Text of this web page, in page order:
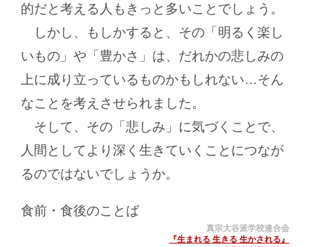
的だと考える人もきっと多いことでしょう。
しかし、もしかすると、その「明るく楽し
いもの」や「豊かさ」は、だれかの悲しみの
上に成り立っているものかもしれない…そん
なことを考えさせられました。
そして、その「悲しみ」に気づくことで、
人間としてより深く生きていくことにつなが
るのではないでしょうか。
食前・食後のことば
真宗大谷派学校連合会
『生まれる 生きる 生かされる』